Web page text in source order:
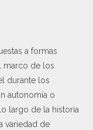
a formas
marco de los
durante los
autonomía o
largo de la historia
variedad de